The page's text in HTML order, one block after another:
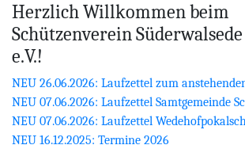
Herzlich Willkommen beim
Schützenverein Süderwalsede
e.V.!
NEU 26.06.2026: Laufzettel zum
NEU 07.06.2026: Laufzettel Samtgemeinde
NEU 07.06.2026: Laufzettel
NEU 16.12.2025: Termine 2026